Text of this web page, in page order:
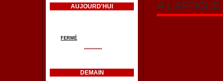
AUJOURD'HUI
FERMÉ
************
DEMAIN
A